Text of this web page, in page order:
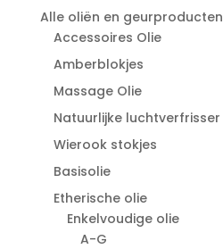
Alle oliën en geurproducten
Accessoires Olie
Amberblokjes
Massage Olie
Natuurlijke luchtverfrisser
Wierook stokjes
Basisolie
Etherische olie
Enkelvoudige olie
A-G